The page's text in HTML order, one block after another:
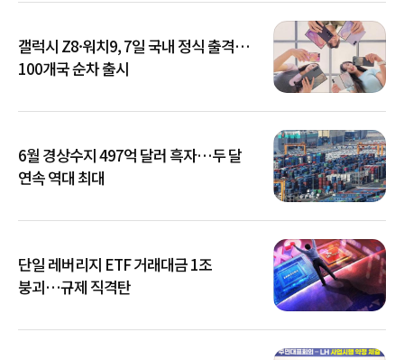
갤럭시 Z8·워치9, 7일 국내 정식 출격…
100개국 순차 출시
6월 경상수지 497억 달러 흑자…두 달
연속 역대 최대
단일 레버리지 ETF 거래대금 1조
붕괴…규제 직격탄